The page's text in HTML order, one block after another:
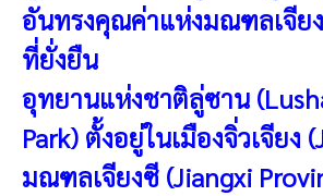
อันทรงคุณค่าแห่งมณฑลเจีย
ที่ยั่งยืน
อุทยานแห่งชาติลู่ซาน
Park) ตั้งอยู่ในเมืองจิ่วเจียง
มณฑลเจียงซี (Jiangxi